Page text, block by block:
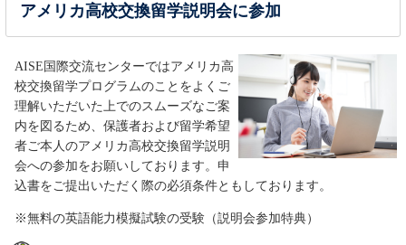
アメリカ高校交換留学説明会に参加
AISE国際交流センターではアメリカ高
校交換留学プログラムのことをよくご
理解いただいた上でのスムーズなご案
内を図るため、保護者および留学希望
者ご本人のアメリカ高校交換留学説明
会への参加をお願いしております。申
込書をご提出いただく際の必須条件ともしております。
※無料の英語能力模擬試験の受験（説明会参加特典）